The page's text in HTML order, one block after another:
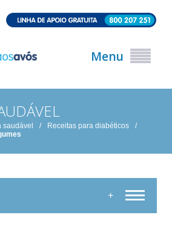
Menu
saudável / Receitas para diabéticos
/
+